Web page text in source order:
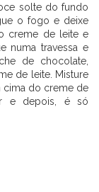
solte do fundo
o fogo e deixe
creme de leite e
numa travessa e
de chocolate,
de leite. Misture
cima do creme de
e depois, é só